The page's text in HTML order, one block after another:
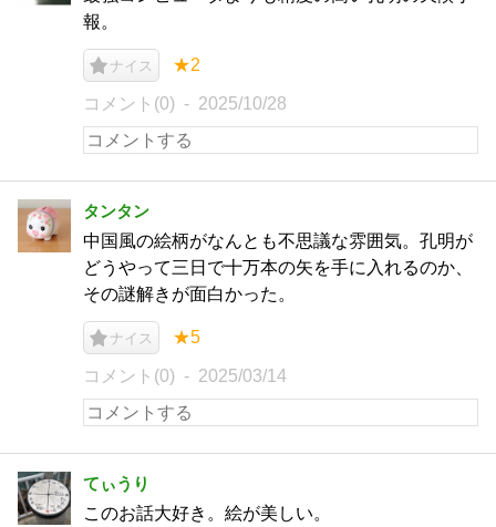
報。
ナイス ★2
コメント(0) 2025/10/28
タンタン
中国風の絵柄がなんとも不思議な雰囲気。孔明が
どうやって三日で十万本の矢を手に入れるのか、
その謎解きが面白かった。
ナイス ★5
コメント(0) 2025/03/14
てぃうり
このお話大好き。絵が美しい。